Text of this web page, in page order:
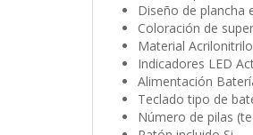
Diseño de plancha
Coloración de
Material
Indicadores LED
Alimentación
Teclado tipo de
Número de pilas